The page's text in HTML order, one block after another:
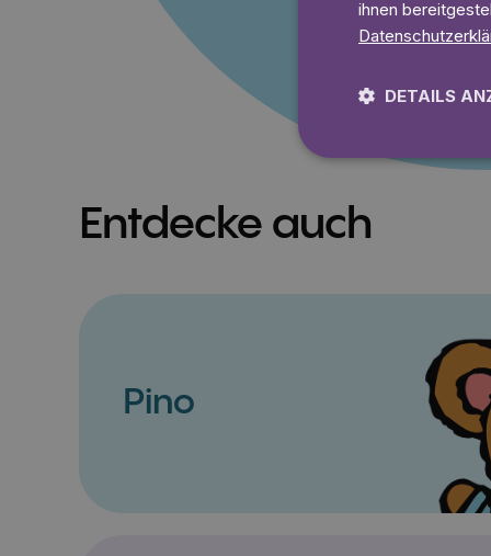
Entdecke auch
Pino
ihnen
DETAILS